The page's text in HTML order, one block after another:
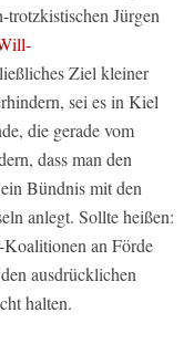
trotzkistischen Jürgen
Ziel kleiner
sei es in Kiel
die gerade vom
dass man den
Bündnis mit den
anlegt. Sollte heißen:
Koalitionen an Förde
ausdrücklichen
halten.